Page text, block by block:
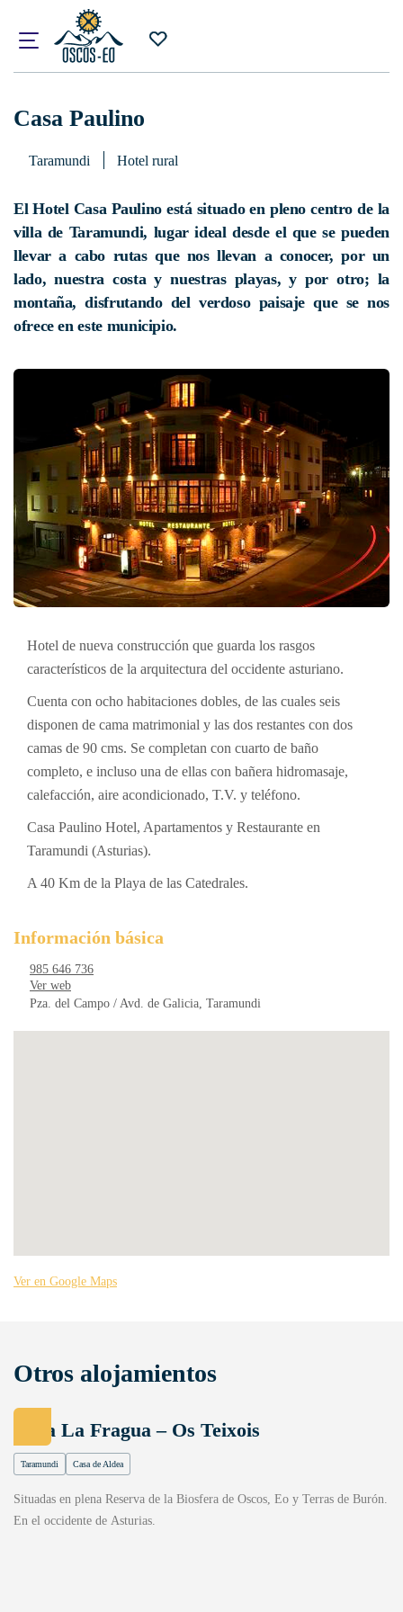
¿Qué visitar?
Casa Paulino
Taramundi Hotel rural
El Hotel Casa Paulino está situado en pleno centro de la
villa de Taramundi, lugar ideal desde el que se pueden
llevar a cabo rutas que nos llevan a conocer, por un
lado, nuestra costa y nuestras playas, y por otro; la
montaña, disfrutando del verdoso paisaje que se nos
ofrece en este municipio.
Hotel de nueva construcción que guarda los rasgos
característicos de la arquitectura del occidente asturiano.
Cuenta con ocho habitaciones dobles, de las cuales seis
disponen de cama matrimonial y las dos restantes con dos
camas de 90 cms. Se completan con cuarto de baño
completo, e incluso una de ellas con bañera hidromasaje,
calefacción, aire acondicionado, T.V. y teléfono.
Casa Paulino Hotel, Apartamentos y Restaurante en
Taramundi (Asturias).
A 40 Km de la Playa de las Catedrales.
Información básica
985 646 736
Ver web
Pza. del Campo / Avd. de Galicia, Taramundi
Ver en Google Maps
Otros alojamientos
Casa La Fragua – Os Teixois
Taramundi Casa de Aldea
Situadas en plena Reserva de la Biosfera de Oscos, Eo y Terras de Burón.
En el occidente de Asturias.